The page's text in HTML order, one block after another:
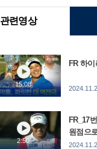
관련영상
15:08
FR 하
2:50
FR_17
원점으